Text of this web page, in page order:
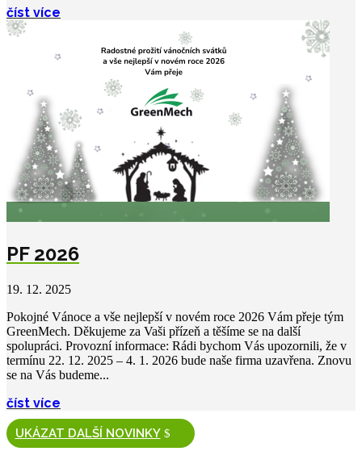
číst více
PF 2026
19. 12. 2025
Pokojné Vánoce a vše nejlepší v novém roce 2026 Vám přeje tým
GreenMech. Děkujeme za Vaši přízeň a těšíme se na další
spolupráci. Provozní informace: Rádi bychom Vás upozornili, že v
termínu 22. 12. 2025 – 4. 1. 2026 bude naše firma uzavřena. Znovu
se na Vás budeme...
číst více
UKÁZAT DALŠÍ NOVINKY